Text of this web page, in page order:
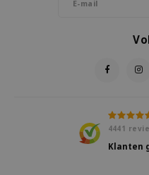
4441
Klanten